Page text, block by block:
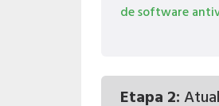
de software
Etapa 2: